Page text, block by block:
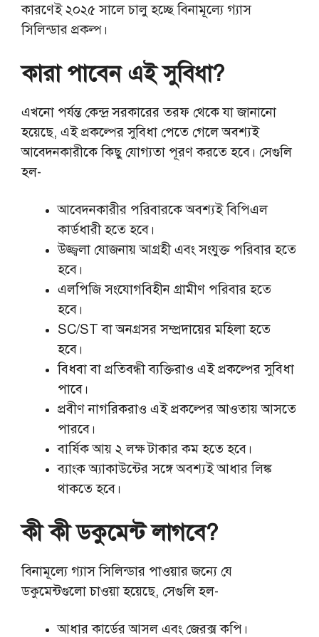
কারণেই ২০২৫ সালে চালু হচ্ছে বিনামূল্যে গ্যাস
সিলিন্ডার প্রকল্প।
কারা পাবেন এই সুবিধা?
এখনো পর্যন্ত কেন্দ্র সরকারের তরফ থেকে যা জানানো
হয়েছে, এই প্রকল্পের সুবিধা পেতে গেলে অবশ্যই
আবেদনকারীকে কিছু যোগ্যতা পূরণ করতে হবে। সেগুলি
হল-
আবেদনকারীর পরিবারকে অবশ্যই বিপিএল
কার্ডধারী হতে হবে।
উজ্জ্বলা যোজনায় আগ্রহী এবং সংযুক্ত পরিবার হতে
হবে।
এলপিজি সংযোগবিহীন গ্রামীণ পরিবার হতে
হবে।
SC/ST বা অনগ্রসর সম্প্রদায়ের মহিলা হতে
হবে।
বিধবা বা প্রতিবন্ধী ব্যক্তিরাও এই প্রকল্পের সুবিধা
পাবে।
প্রবীণ নাগরিকরাও এই প্রকল্পের আওতায় আসতে
পারবে।
বার্ষিক আয় ২ লক্ষ টাকার কম হতে হবে।
ব্যাংক অ্যাকাউন্টের সঙ্গে অবশ্যই আধার লিঙ্ক
থাকতে হবে।
কী কী ডকুমেন্ট লাগবে?
বিনামূল্যে গ্যাস সিলিন্ডার পাওয়ার জন্যে যে
ডকুমেন্টগুলো চাওয়া হয়েছে, সেগুলি হল-
আধার কার্ডের আসল এবং জেরক্স কপি।